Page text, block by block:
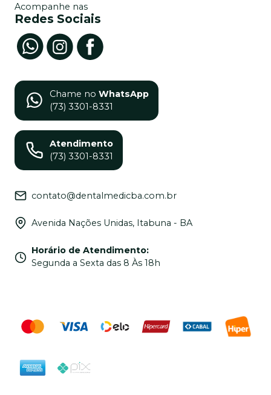
Acompanhe nas
Redes Sociais
Chame no WhatsApp
(73) 3301-8331
Atendimento
(73) 3301-8331
contato@dentalmedicba.com.br
Avenida Nações Unidas, Itabuna - BA
Horário de Atendimento:
Segunda a Sexta das 8 Às 18h